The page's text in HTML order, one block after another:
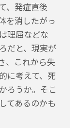
、発症直後
を消したがっ
理屈などな
だと、現実が
、これから失
に考えて、死
ろうか。そこ
てあるのかも